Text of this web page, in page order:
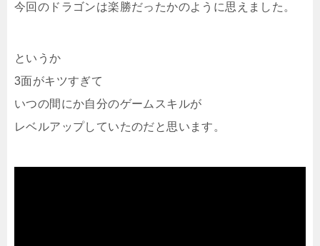
今回のドラゴンは楽勝だったかのように思えました。
というか
3面がキツすぎて
いつの間にか自分のゲームスキルが
レベルアップしていたのだと思います。